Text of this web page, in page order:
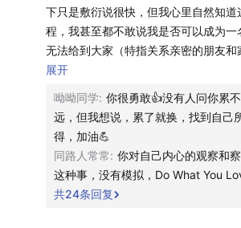
下只是敷衍说很快，但我心里自然知道
程，我甚至都不敢说我是否可以成为
无法给到大家（特指关系亲密的朋友
候，我百感交集，我即笃定自己的决定
撑，我不知道如何去阐述“跟随生命之
如何让这个没有计划的事情说的合理，
探索未知的世界相比一眼望到头的日子
只能听到那些关心我的人说，没有收入
好工作的光环你会找不到男朋友，不尽
龄产妇的风险…我知道，我知道，但人
的事情那么多，就一定要按照这些世俗
展开
呦呦同学: 你很勇敢👍没有人问你累
远，但我想说，累了就换，找到自己
得，加油💪
同路人常常: 你对自己内心的观察和
这种事，没有模拟，Do What You
共24条回复